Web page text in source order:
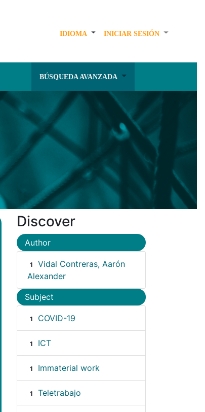
IDIOMA INICIAR SESIÓN
BÚSQUEDA AVANZADA
Discover
Author
1
Vidal Contreras, Aarón
Alexander
Subject
1 COVID-19
1 ICT
1 Immaterial work
1 Teletrabajo